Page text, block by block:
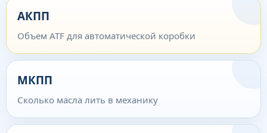
АКПП
Объем ATF для автоматической коробки
МКПП
Сколько масла лить в механику